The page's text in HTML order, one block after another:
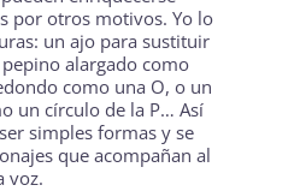
por otros motivos. Yo lo
un ajo para sustituir
alargado como
como una O, o un
un círculo de la P… Así
simples formas y se
que acompañan al
voz.